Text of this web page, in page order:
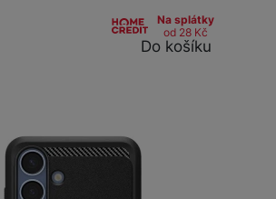
Na splátky
od 28 Kč
Do košíku